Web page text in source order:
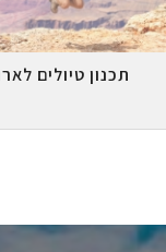
תכנון טיולים